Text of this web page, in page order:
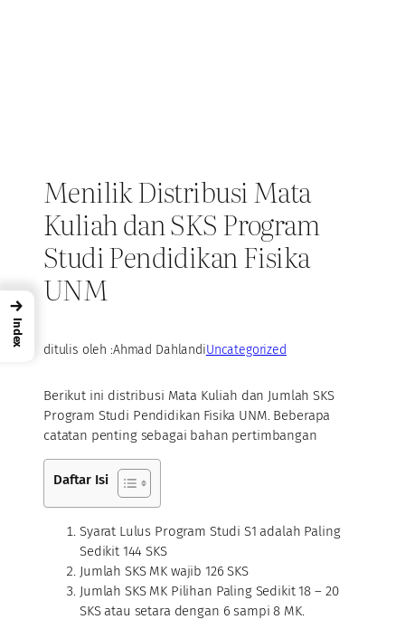
Menilik Distribusi Mata
Kuliah dan SKS Program
Studi Pendidikan Fisika
UNM
ditulis oleh :Ahmad DahlandiUncategorized
Berikut ini distribusi Mata Kuliah dan Jumlah SKS
Program Studi Pendidikan Fisika UNM. Beberapa
catatan penting sebagai bahan pertimbangan
Daftar Isi
Syarat Lulus Program Studi S1 adalah Paling
Sedikit 144 SKS
Jumlah SKS MK wajib 126 SKS
Jumlah SKS MK Pilihan Paling Sedikit 18 – 20
SKS atau setara dengan 6 sampi 8 MK.
→
Index